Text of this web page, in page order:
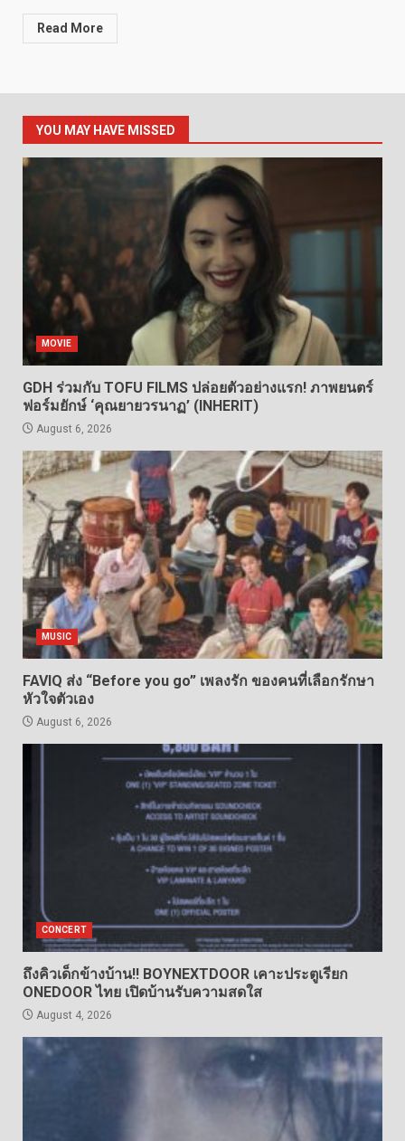
Read More
YOU MAY HAVE MISSED
MOVIE
GDH ร่วมกับ TOFU FILMS ปล่อยตัวอย่างแรก! ภาพยนตร์
ฟอร์มยักษ์ ‘คุณยายวรนาฏ’ (INHERIT)
August 6, 2026
MUSIC
FAVIQ ส่ง “Before you go” เพลงรัก ของคนที่เลือกรักษา
หัวใจตัวเอง
August 6, 2026
CONCERT
ถึงคิวเด็กข้างบ้าน!! BOYNEXTDOOR เคาะประตูเรียก
ONEDOOR ไทย เปิดบ้านรับความสดใส
August 4, 2026